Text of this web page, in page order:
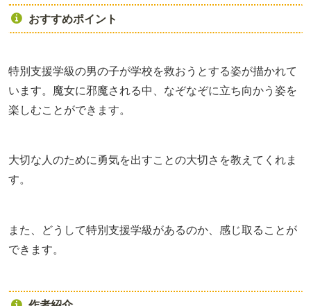
おすすめポイント
特別支援学級の男の子が学校を救おうとする姿が描かれて
います。魔女に邪魔される中、なぞなぞに立ち向かう姿を
楽しむことができます。
大切な人のために勇気を出すことの大切さを教えてくれま
す。
また、どうして特別支援学級があるのか、感じ取ることが
できます。